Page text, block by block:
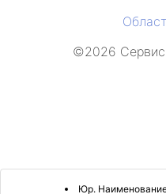
©2026
Юр.